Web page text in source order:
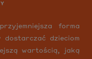
forma
dostarczać dzieciom
wartością, jaką